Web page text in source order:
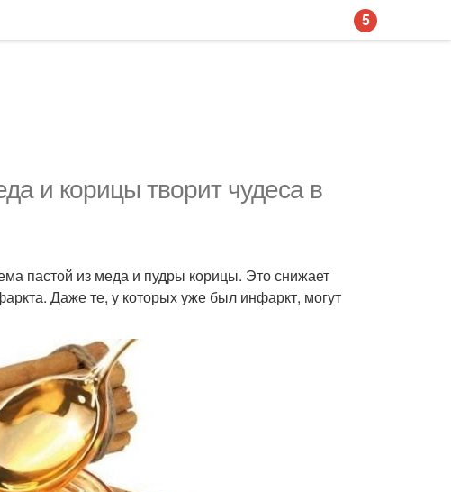
и корицы творит чудеса в
пастой из меда и пудры корицы. Это снижает
Даже те, у которых уже был инфаркт, могут
5